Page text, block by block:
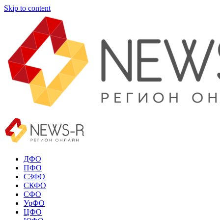
Skip to content
ДФО
ПФО
СЗФО
СКФО
СФО
УрФО
ЦФО